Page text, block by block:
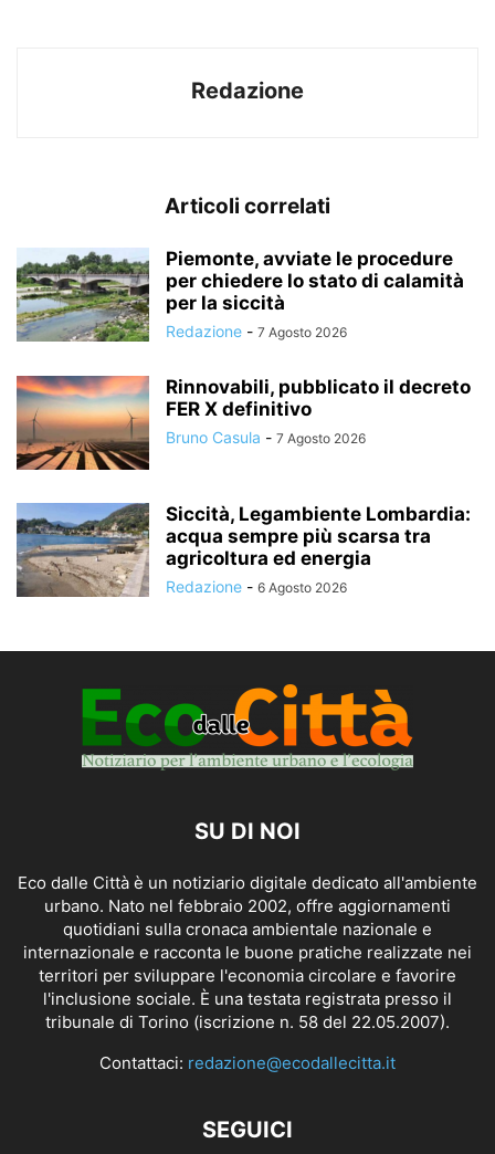
Redazione
Articoli correlati
Piemonte, avviate le procedure
per chiedere lo stato di calamità
per la siccità
Redazione - 7 Agosto 2026
Rinnovabili, pubblicato il decreto
FER X definitivo
Bruno Casula - 7 Agosto 2026
Siccità, Legambiente Lombardia:
acqua sempre più scarsa tra
agricoltura ed energia
Redazione - 6 Agosto 2026
SU DI NOI
Eco dalle Città è un notiziario digitale dedicato all'ambiente
urbano. Nato nel febbraio 2002, offre aggiornamenti
quotidiani sulla cronaca ambientale nazionale e
internazionale e racconta le buone pratiche realizzate nei
territori per sviluppare l'economia circolare e favorire
l'inclusione sociale. È una testata registrata presso il
tribunale di Torino (iscrizione n. 58 del 22.05.2007).
Contattaci: redazione@ecodallecitta.it
SEGUICI